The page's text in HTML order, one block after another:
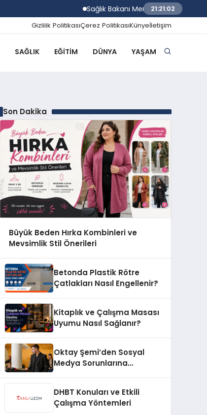
Sağlık Bakanı Memişoğlu Trabzon
21:21:03
Gizlilik PolitikasıÇerez PolitikasıKünyeİletişim
SAĞLIK EĞITIM DÜNYA YAŞAM
Son Dakika
Büyük Beden Hırka Kombinleri ve
Mevsimlik Stil Önerileri
Betonda Plastik Rötre
Çatlakları Nasıl Engellenir?
Kitaplık ve Çalışma Masası
Uyumu Nasıl Sağlanır?
Oktay Şemi’den Sosyal
Medya Sorunlarına
DHBT Konuları ve Etkili
Çalışma Yöntemleri